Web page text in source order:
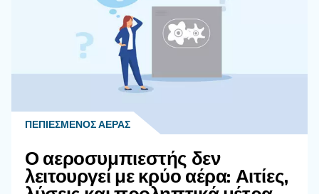
Πώς να επιλέξετε
σωλήνα αέρα και
σύνδεσης για το σύστημα
πεπιεσμένου αέρα
Μάθετε πώς να επιλέγετε τον σωστό εύκαμπτο
σωλήνα αέρα και τα εξαρτήματα σύνδεσης
σύστημα πεπιεσμένου αέρα για να
αέρα, να μειώσετε τις διαρροές, να